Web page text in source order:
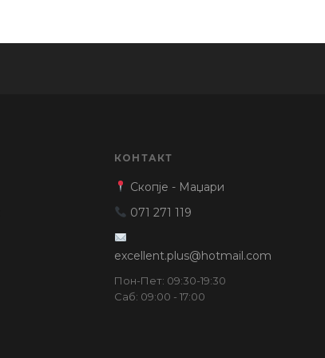
КОНТАКТ
Скопје - Маџари
071 271 119
excellent.plus@hotmail.com
Пон-Пет: 09:30-19:30
Саб: 09:00 - 17:00